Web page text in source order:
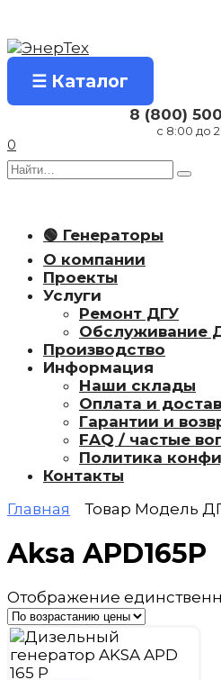
содержанию
☰ Каталог
8 (800)
с 8:00 до
0
Search
🟢 Генераторы
О компании
Проекты
Услуги
Ремонт ДГУ
Обслуживание
Производство
Информация
Наши склады
Оплата и
Гарантии и
FAQ / частые
Политика
Контакты
Главная
Товар Модель
Aksa APD165P
Отображение